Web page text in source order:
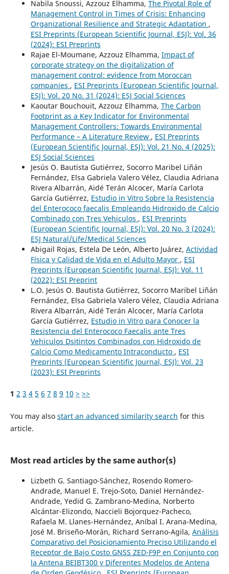
Nabila Snoussi, Azzouz Elhamma, The Pivotal Role of
Management Control in Times of Crisis: Enhancing
Organizational Resilience and Strategic Adaptation ,
ESI Preprints (European Scientific Journal, ESJ): Vol. 36
(2024): ESI Preprints
Rajae El-Moumane, Azzouz Elhamma, Impact of
corporate strategy on the digitalization of
management control: evidence from Moroccan
companies , ESI Preprints (European Scientific Journal,
ESJ): Vol. 20 No. 31 (2024): ESJ Social Sciences
Kaoutar Bouchouit, Azzouz Elhamma, The Carbon
Footprint as a Key Indicator for Environmental
Management Controllers: Towards Environmental
Performance – A Literature Review , ESI Preprints
(European Scientific Journal, ESJ): Vol. 21 No. 4 (2025):
ESJ Social Sciences
Jesús O. Bautista Gutiérrez, Socorro Maribel Liñán
Fernández, Elsa Gabriela Valero Vélez, Claudia Adriana
Rivera Albarrán, Aidé Terán Alcocer, María Carlota
García Gutiérrez, Estudio in Vitro Sobre la Resistencia
del Enterococo faecalis Empleando Hidroxido de Calcio
Combinado con Tres Vehiculos , ESI Preprints
(European Scientific Journal, ESJ): Vol. 20 No. 3 (2024):
ESJ Natural/Life/Medical Sciences
Abigail Rojas, Estela De León, Alberto Juárez, Actividad
Física y Calidad de Vida en el Adulto Mayor , ESI
Preprints (European Scientific Journal, ESJ): Vol. 11
(2022): ESI Preprint
L.O. Jesús O. Bautista Gutiérrez, Socorro Maribel Liñán
Fernández, Elsa Gabriela Valero Vélez, Claudia Adriana
Rivera Albarrán, Aidé Terán Alcocer, María Carlota
García Gutiérrez, Estudio in Vitro para Conocer la
Resistencia del Enterococo Faecalis ante Tres
Vehiculos Dsitintos Combinados con Hidroxido de
Calcio Como Medicamento Intraconducto , ESI
Preprints (European Scientific Journal, ESJ): Vol. 23
(2023): ESI Preprints
1 2 3 4 5 6 7 8 9 10 > >>
You may also start an advanced similarity search for this
article.
Most read articles by the same author(s)
Lizbeth G. Santiago-Sánchez, Rosendo Romero-
Andrade, Manuel E. Trejo-Soto, Daniel Hernández-
Andrade, Yedid G. Zambrano-Medina, Norberto
Alcántar-Elizondo, Naccieli Bojorquez-Pacheco,
Rafaela M. Llanes-Hernández, Aníbal I. Arana-Medina,
José M. Briseño-Morán, Richard Serrano-Agila, Análisis
Comparativo del Posicionamiento Preciso Utilizando el
Receptor de Bajo Costo GNSS ZED-F9P en Conjunto con
la Antena BEIBT300 y Diferentes Modelos de Antena